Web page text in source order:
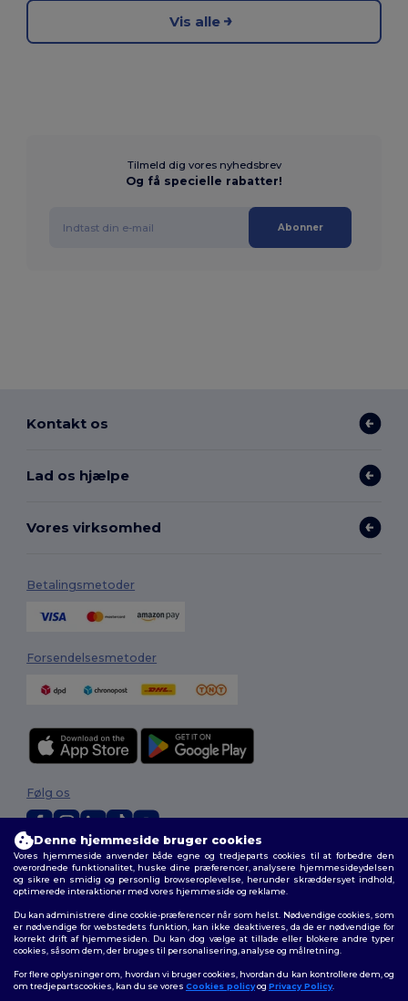
Vis alle
Tilmeld dig vores nyhedsbrev
Og få specielle rabatter!
Abonner
Kontakt os
Lad os hjælpe
Vores virksomhed
Betalingsmetoder
Forsendelsesmetoder
2026. Alle rettigheder forbeholdes
Vilkår og Betingelser|Tilpasset politik|Fortrolighedspolitik|Politik for
cookies|Sitemap
Følg os
Denne hjemmeside bruger cookies
Vores hjemmeside anvender både egne og tredjeparts cookies til at forbedre den
overordnede funktionalitet, huske dine præferencer, analysere hjemmesideydelsen
og sikre en smidig og personlig browseroplevelse, herunder skræddersyet indhold,
optimerede interaktioner med vores hjemmeside og reklame.
Du kan administrere dine cookie-præferencer når som helst. Nødvendige cookies, som
er nødvendige for webstedets funktion, kan ikke deaktiveres, da de er nødvendige for
korrekt drift af hjemmesiden. Du kan dog vælge at tillade eller blokere andre typer
cookies, såsom dem, der bruges til personalisering, analyse og målretning.
For flere oplysninger om, hvordan vi bruger cookies, hvordan du kan kontrollere dem, og
om tredjepartscookies, kan du se vores Cookies policyog Privacy Policy.